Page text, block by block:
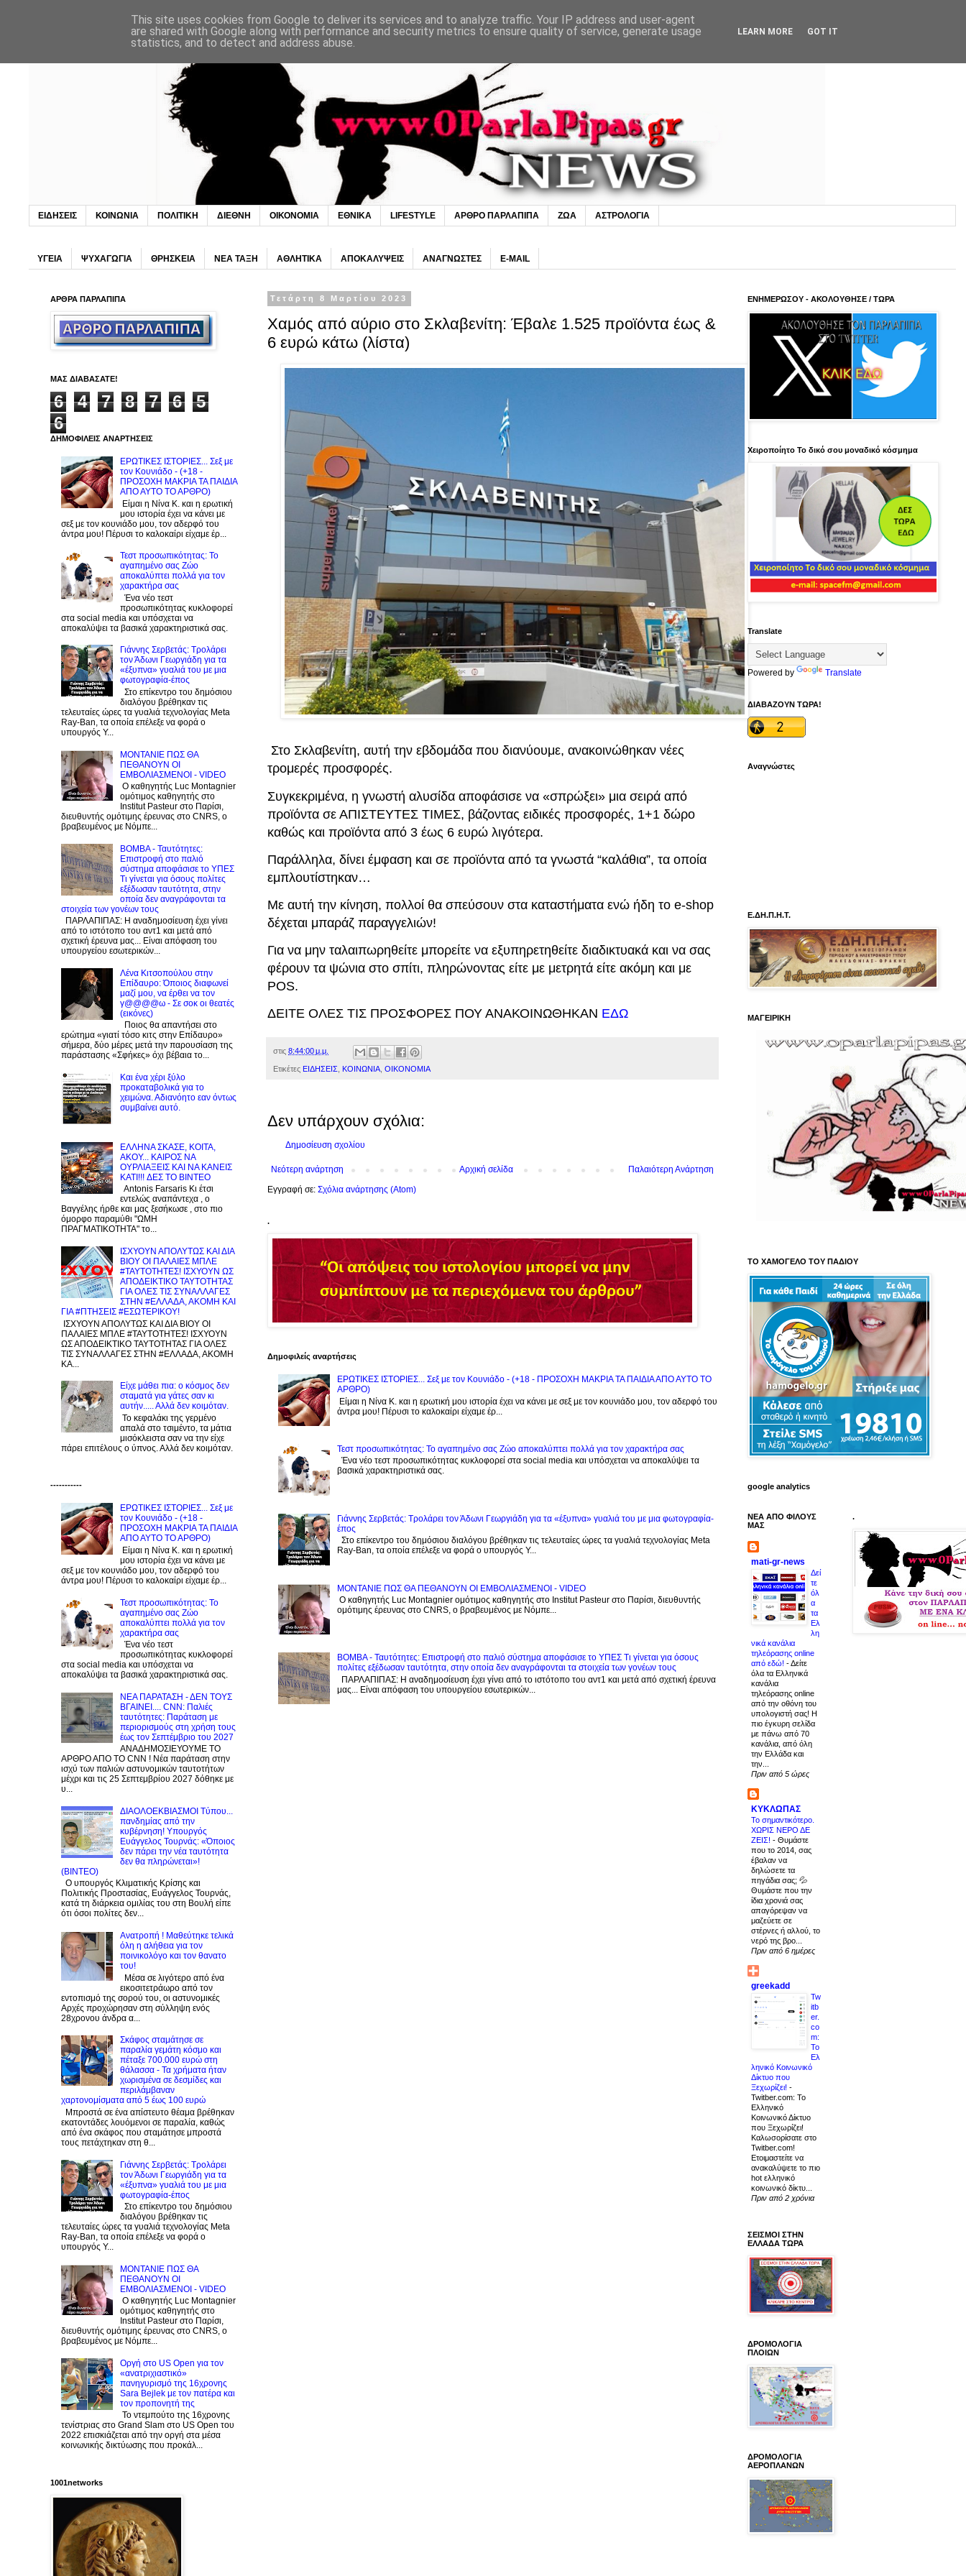
ΕΙΔΗΣΕΙΣ ΚΟΙΝΩΝΙΑ ΠΟΛΙΤΙΚΗ ΔΙΕΘΝΗ ΟΙΚΟΝΟΜΙΑ ΕΘΝΙΚΑ LIFESTYLE ΑΡΘΡΟ ΠΑΡΛΑΠΙΠΑ ΖΩΑ ΑΣΤΡΟΛΟΓΙΑ
ΥΓΕΙΑ ΨΥΧΑΓΩΓΙΑ ΘΡΗΣΚΕΙΑ ΝΕΑ ΤΑΞΗ ΑΘΛΗΤΙΚΑ ΑΠΟΚΑΛΥΨΕΙΣ ΑΝΑΓΝΩΣΤΕΣ E-MAIL
Τετάρτη 8 Μαρτίου 2023
Χαμός από αύριο στο Σκλαβενίτη: Έβαλε 1.525 προϊόντα έως &
6 ευρώ κάτω (λίστα)
Στο Σκλαβενίτη, αυτή την εβδομάδα που διανύουμε, ανακοινώθηκαν νέες
τρομερές προσφορές.
Συγκεκριμένα, η γνωστή αλυσίδα αποφάσισε να «σπρώξει» μια σειρά από
προϊόντα σε ΑΠΙΣΤΕΥΤΕΣ ΤΙΜΕΣ, βάζοντας ειδικές προσφορές, 1+1 δώρο
καθώς και προϊόντα από 3 έως 6 ευρώ λιγότερα.
Παράλληλα, δίνει έμφαση και σε προϊόντα από τα γνωστά “καλάθια”, τα οποία
εμπλουτίστηκαν…
Με αυτή την κίνηση, πολλοί θα σπεύσουν στα καταστήματα ενώ ήδη το e-shop
δέχεται μπαράζ παραγγελιών!
Για να μην ταλαιπωρηθείτε μπορείτε να εξυπηρετηθείτε διαδικτυακά και να σας
φέρουν τα ψώνια στο σπίτι, πληρώνοντας είτε με μετρητά είτε ακόμη και με
POS.
ΔΕΙΤΕ ΟΛΕΣ ΤΙΣ ΠΡΟΣΦΟΡΕΣ ΠΟΥ ΑΝΑΚΟΙΝΩΘΗΚΑΝ ΕΔΩ
στις 8:44:00 μ.μ.
Ετικέτες ΕΙΔΗΣΕΙΣ ΚΟΙΝΩΝΙΑ ΟΙΚΟΝΟΜΙΑ
Δεν υπάρχουν σχόλια:
Δημοσίευση σχολίου
Νεότερη ανάρτηση Παλαιότερη Ανάρτηση
Αρχική σελίδα
Εγγραφή σε: Σχόλια ανάρτησης (Atom)
.
Δημοφιλείς αναρτήσεις
ΕΡΩΤΙΚΕΣ ΙΣΤΟΡΙΕΣ... Σεξ με τον Kουνιάδο - (+18 - ΠΡΟΣΟΧΗ ΜΑΚΡΙΑ ΤΑ ΠΑΙΔΙΑ ΑΠΟ ΑΥΤΟ ΤΟ
ΑΡΘΡΟ)
Είμαι η Νίνα Κ. και η ερωτική μου ιστορία έχει να κάνει με σεξ με τον κουνιάδο μου, τον αδερφό του
άντρα μου! Πέρυσι το καλοκαίρι είχαμε έρ...
Τεστ προσωπικότητας: Το αγαπημένο σας Zώο αποκαλύπτει πολλά για τον χαρακτήρα σας
Ένα νέο τεστ προσωπικότητας κυκλοφορεί στα social media και υπόσχεται να αποκαλύψει τα
βασικά χαρακτηριστικά σας.
Γιάννης Σερβετάς: Τρολάρει τον Άδωνι Γεωργιάδη για τα «έξυπνα» γυαλιά του με μια φωτογραφία-
έπος
Στο επίκεντρο του δημόσιου διαλόγου βρέθηκαν τις τελευταίες ώρες τα γυαλιά τεχνολογίας Meta
Ray-Ban, τα οποία επέλεξε να φορά ο υπουργός Υ...
ΜΟΝΤΑΝΙΕ ΠΩΣ ΘΑ ΠΕΘΑΝΟΥΝ ΟΙ ΕΜΒΟΛΙΑΣΜΕΝΟΙ - VIDEO
Ο καθηγητής Luc Montagnier ομότιμος καθηγητής στο Institut Pasteur στο Παρίσι, διευθυντής
ομότιμης έρευνας στο CNRS, o βραβευμένος με Νόμπε...
BOMBA - Ταυτότητες: Eπιστροφή στο παλιό σύστημα αποφάσισε το ΥΠΕΣ Τι γίνεται για όσους
πολίτες εξέδωσαν ταυτότητα, στην οποία δεν αναγράφονται τα στοιχεία των γονέων τους
ΠΑΡΛΑΠΙΠΑΣ: Η αναδημοσίευση έχει γίνει από το ιστότοπο του αντ1 και μετά από σχετική έρευνα
μας... Είναι απόφαση του υπουργείου εσωτερικών...
ΑΡΘΡΑ ΠΑΡΛΑΠΙΠΑ
ΜΑΣ ΔΙΑΒΑΣΑΤΕ!
6 4 7 8 7 6
5
6
ΔΗΜΟΦΙΛΕΙΣ ΑΝΑΡΤΗΣΕΙΣ
ΕΡΩΤΙΚΕΣ ΙΣΤΟΡΙΕΣ... Σεξ με
τον Kουνιάδο - (+18 -
ΠΡΟΣΟΧΗ ΜΑΚΡΙΑ ΤΑ ΠΑΙΔΙΑ
ΑΠΟ ΑΥΤΟ ΤΟ ΑΡΘΡΟ)
Είμαι η Νίνα Κ. και η ερωτική
μου ιστορία έχει να κάνει με
σεξ με τον κουνιάδο μου, τον αδερφό του
άντρα μου! Πέρυσι το καλοκαίρι είχαμε έρ...
Τεστ προσωπικότητας: Το
αγαπημένο σας Zώο
αποκαλύπτει πολλά για τον
χαρακτήρα σας
Ένα νέο τεστ
προσωπικότητας κυκλοφορεί
στα social media και υπόσχεται να
αποκαλύψει τα βασικά χαρακτηριστικά σας.
Γιάννης Σερβετάς: Τρολάρει
τον Άδωνι Γεωργιάδη για τα
«έξυπνα» γυαλιά του με μια
φωτογραφία-έπος
Στο επίκεντρο του δημόσιου
διαλόγου βρέθηκαν τις
τελευταίες ώρες τα γυαλιά τεχνολογίας Meta
Ray-Ban, τα οποία επέλεξε να φορά ο
υπουργός Υ...
ΜΟΝΤΑΝΙΕ ΠΩΣ ΘΑ
ΠΕΘΑΝΟΥΝ ΟΙ
ΕΜΒΟΛΙΑΣΜΕΝΟΙ - VIDEO
Ο καθηγητής Luc Montagnier
ομότιμος καθηγητής στο
Institut Pasteur στο Παρίσι,
διευθυντής ομότιμης έρευνας στο CNRS, o
βραβευμένος με Νόμπε...
BOMBA - Ταυτότητες:
Eπιστροφή στο παλιό
σύστημα αποφάσισε το ΥΠΕΣ
Τι γίνεται για όσους πολίτες
εξέδωσαν ταυτότητα, στην
οποία δεν αναγράφονται τα
στοιχεία των γονέων τους
ΠΑΡΛΑΠΙΠΑΣ: Η αναδημοσίευση έχει γίνει
από το ιστότοπο του αντ1 και μετά από
σχετική έρευνα μας... Είναι απόφαση του
υπουργείου εσωτερικών...
Λένα Κιτσοπούλου στην
Επίδαυρο: Όποιος διαφωνεί
μαζί μου, να έρθει να τον
γ@@@@ω - Σε σοκ οι θεατές
(εικόνες)
Ποιος θα απαντήσει στο
ερώτημα «γιατί τόσο κιτς στην Επίδαυρο»
σήμερα, δύο μέρες μετά την παρουσίαση της
παράστασης «Σφήκες» όχι βέβαια το...
Και ένα χέρι ξύλο
προκαταβολικά για το
χειμώνα. Αδιανόητο εαν όντως
συμβαίνει αυτό.
EΛΛΗΝΑ ΣΚΑΣΕ, ΚΟΙΤΑ,
ΑΚΟΥ... ΚΑΙΡΟΣ ΝΑ
ΟΥΡΛIAΞΕΙΣ ΚΑΙ ΝΑ ΚΑΝΕΙΣ
KATI!!! ΔΕΣ TO BINTEO
Antonis Farsaris Κι έτσι
εντελώς αναπάντεχα , ο
Βαγγέλης ήρθε και μας ξεσήκωσε , στο πιο
όμορφο παραμύθι "ΩΜΗ
ΠΡΑΓΜΑΤΙΚΟΤΗΤΑ" το...
ΙΣΧΥΟΥΝ ΑΠΟΛΥΤΩΣ ΚΑΙ ΔΙΑ
ΒΙΟΥ ΟΙ ΠΑΛΑΙΕΣ ΜΠΛΕ
#ΤΑΥΤΟΤΗΤΕΣ! ΙΣΧΥΟΥΝ ΩΣ
ΑΠΟΔΕΙΚΤΙΚΟ ΤΑΥΤΟΤΗΤΑΣ
ΓΙΑ ΟΛΕΣ ΤΙΣ ΣΥΝΑΛΛΑΓΕΣ
ΣΤΗΝ #ΕΛΛΑΔΑ, ΑΚΟΜΗ ΚΑΙ
ΓΙΑ #ΠΤΗΣΕΙΣ #ΕΣΩΤΕΡΙΚΟΥ!
ΙΣΧΥΟΥΝ ΑΠΟΛΥΤΩΣ ΚΑΙ ΔΙΑ ΒΙΟΥ ΟΙ
ΠΑΛΑΙΕΣ ΜΠΛΕ #ΤΑΥΤΟΤΗΤΕΣ! ΙΣΧΥΟΥΝ
ΩΣ ΑΠΟΔΕΙΚΤΙΚΟ ΤΑΥΤΟΤΗΤΑΣ ΓΙΑ ΟΛΕΣ
ΤΙΣ ΣΥΝΑΛΛΑΓΕΣ ΣΤΗΝ #ΕΛΛΑΔΑ, ΑΚΟΜΗ
ΚΑ...
Είχε μάθει πια: ο κόσμος δεν
σταματά για γάτες σαν κι
αυτήν..... Αλλά δεν κοιμόταν.
Το κεφαλάκι της γερμένο
απαλά στο τσιμέντο, τα μάτια
μισόκλειστα σαν να την είχε
πάρει επιτέλους ο ύπνος. Αλλά δεν κοιμόταν.
-----------
ΕΡΩΤΙΚΕΣ ΙΣΤΟΡΙΕΣ... Σεξ με
τον Kουνιάδο - (+18 -
ΠΡΟΣΟΧΗ ΜΑΚΡΙΑ ΤΑ ΠΑΙΔΙΑ
ΑΠΟ ΑΥΤΟ ΤΟ ΑΡΘΡΟ)
Είμαι η Νίνα Κ. και η ερωτική
μου ιστορία έχει να κάνει με
σεξ με τον κουνιάδο μου, τον αδερφό του
άντρα μου! Πέρυσι το καλοκαίρι είχαμε έρ...
Τεστ προσωπικότητας: Το
αγαπημένο σας Zώο
αποκαλύπτει πολλά για τον
χαρακτήρα σας
Ένα νέο τεστ
προσωπικότητας κυκλοφορεί
στα social media και υπόσχεται να
αποκαλύψει τα βασικά χαρακτηριστικά σας.
NEA ΠΑΡΑΤΑΣΗ - ΔΕΝ ΤΟΥΣ
ΒΓΑΙΝΕΙ.... CNN: Παλιές
ταυτότητες: Παράταση με
περιορισμούς στη χρήση τους
έως τον Σεπτέμβριο του 2027
ΑΝΑΔΗΜΟΣΙΕΥΟΥΜΕ ΤΟ
ΑΡΘΡΟ ΑΠΟ ΤΟ CNN ! Νέα παράταση στην
ισχύ των παλιών αστυνομικών ταυτοτήτων
μέχρι και τις 25 Σεπτεμβρίου 2027 δόθηκε με
υ...
ΔΙΑΟΛΟΕΚΒΙΑΣΜΟΙ Tύπου...
πανδημίας από την
κυβέρνηση! Υπουργός
Ευάγγελος Τουρνάς: «Όποιος
δεν πάρει την νέα ταυτότητα
δεν θα πληρώνεται»!
(BINTEO)
Ο υπουργός Κλιματικής Κρίσης και
Πολιτικής Προστασίας, Ευάγγελος Τουρνάς,
κατά τη διάρκεια ομιλίας του στη Βουλή είπε
ότι όσοι πολίτες δεν...
Ανατροπή ! Mαθεύτηκε τελικά
όλη η αλήθεια για τον
ποινικολόγο και τον θανατο
του!
Μέσα σε λιγότερο από ένα
εικοσιτετράωρο από τον
εντοπισμό της σορού του, οι αστυνομικές
Αρχές προχώρησαν στη σύλληψη ενός
28χρονου άνδρα α...
Σκάφος σταμάτησε σε
παραλία γεμάτη κόσμο και
πέταξε 700.000 ευρώ στη
θάλασσα - Τα χρήματα ήταν
χωρισμένα σε δεσμίδες και
περιλάμβαναν
χαρτονομίσματα από 5 έως 100 ευρώ
Μπροστά σε ένα απίστευτο θέαμα βρέθηκαν
εκατοντάδες λουόμενοι σε παραλία, καθώς
από ένα σκάφος που σταμάτησε μπροστά
τους πετάχτηκαν στη θ...
Γιάννης Σερβετάς: Τρολάρει
τον Άδωνι Γεωργιάδη για τα
«έξυπνα» γυαλιά του με μια
φωτογραφία-έπος
Στο επίκεντρο του δημόσιου
διαλόγου βρέθηκαν τις
τελευταίες ώρες τα γυαλιά τεχνολογίας Meta
Ray-Ban, τα οποία επέλεξε να φορά ο
υπουργός Υ...
ΜΟΝΤΑΝΙΕ ΠΩΣ ΘΑ
ΠΕΘΑΝΟΥΝ ΟΙ
ΕΜΒΟΛΙΑΣΜΕΝΟΙ - VIDEO
Ο καθηγητής Luc Montagnier
ομότιμος καθηγητής στο
Institut Pasteur στο Παρίσι,
διευθυντής ομότιμης έρευνας στο CNRS, o
βραβευμένος με Νόμπε...
Οργή στο US Open για τον
«ανατριχιαστικό»
πανηγυρισμό της 16χρονης
Sara Bejlek με τον πατέρα και
τον προπονητή της
Το ντεμπούτο της 16χρονης
τενίστριας στο Grand Slam στο US Open του
2022 επισκιάζεται από την οργή στα μέσα
κοινωνικής δικτύωσης που προκάλ...
1001networks
ΕΝΗΜΕΡΩΣΟΥ - ΑΚΟΛΟΥΘΗΣΕ / ΤΩΡΑ
Χειροποίητο Το δικό σου μοναδικό κόσμημα
Translate
Powered by Translate
ΔΙΑΒΑΖΟΥΝ ΤΩΡΑ!
Αναγνώστες
Ε.ΔΗ.Π.Η.Τ.
ΜΑΓΕΙΡΙΚΗ
ΤΟ ΧΑΜΟΓΕΛΟ ΤΟΥ ΠΑΔΙΟΥ
google analytics
ΝΕΑ ΑΠΟ ΦΙΛΟΥΣ
ΜΑΣ
mati-gr-news
Δεί
τε
όλ
α
τα
Ελ
λη
νικά κανάλια
τηλεόρασης online
από εδώ! -Δείτε
όλα τα Ελληνικά
κανάλια
τηλεόρασης online
από την οθόνη του
υπολογιστή σας! Η
πιο έγκυρη σελίδα
με πάνω από 70
κανάλια, από όλη
την Ελλάδα και
την...
Πριν από 5 ώρες
ΚΥΚΛΩΠΑΣ
Το σημαντικότερο.
ΧΩΡΙΣ ΝΕΡΟ ΔΕ
ΖΕΙΣ! - Θυμάστε
που το 2014, σας
έβαλαν να
δηλώσετε τα
πηγάδια σας; 💦
Θυμάστε που την
ίδια χρονιά σας
απαγόρεψαν να
μαζεύετε σε
στέρνες ή αλλού, το
νερό της βρο...
Πριν από 6 ημέρες
greekadd
Tw
itb
er.
co
m:
Το
Ελ
ληνικό Κοινωνικό
Δίκτυο που
Ξεχωρίζει! -
Twitber.com: Το
Ελληνικό
Κοινωνικό Δίκτυο
που Ξεχωρίζει!
Καλωσορίσατε στο
Twitber.com!
Ετοιμαστείτε να
ανακαλύψετε το πιο
hot ελληνικό
κοινωνικό δίκτυ...
Πριν από 2 χρόνια
ΣΕΙΣΜΟΙ ΣΤΗΝ
ΕΛΛΑΔΑ ΤΩΡΑ
ΔΡΟΜΟΛΟΓΙΑ
ΠΛΟΙΩΝ
ΔΡΟΜΟΛΟΓΙΑ
ΑΕΡΟΠΛΑΝΩΝ
.
This site uses cookies from Google to deliver its services and to analyze traffic. Your IP address and user-agent
are shared with Google along with performance and security metrics to ensure quality of service, generate usage
statistics, and to detect and address abuse.
LEARN MORE GOT IT